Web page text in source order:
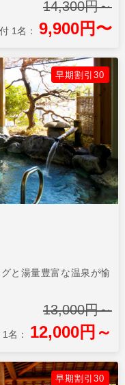
14,300円～
1名： 9,900円〜
早期割引30
と湯量豊富な温泉が愉
13,000円～
名： 12,000円～
早期割引30